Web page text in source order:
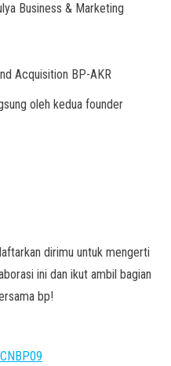
Business & Marketing
Acquisition BP-AKR
oleh kedua founder
dirimu untuk mengerti
ini dan ikut ambil bagian
bp!